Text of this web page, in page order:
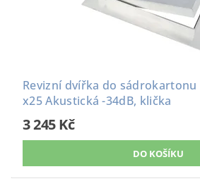
Revizní dvířka do sádrokartonu
x25 Akustická -34dB, klička
3 245 Kč